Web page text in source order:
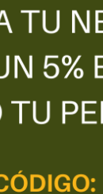
utilizar la
de los
e industrial.
contenidos de
imagen, ni del
del blog,
de los datos
el
luego de